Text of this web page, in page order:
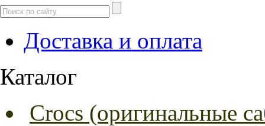
Доcтавка и оплата
Каталог
Crocs (оригинальные